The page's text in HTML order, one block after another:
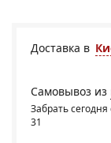
Доставка в
Самовывоз из
Забрать
31